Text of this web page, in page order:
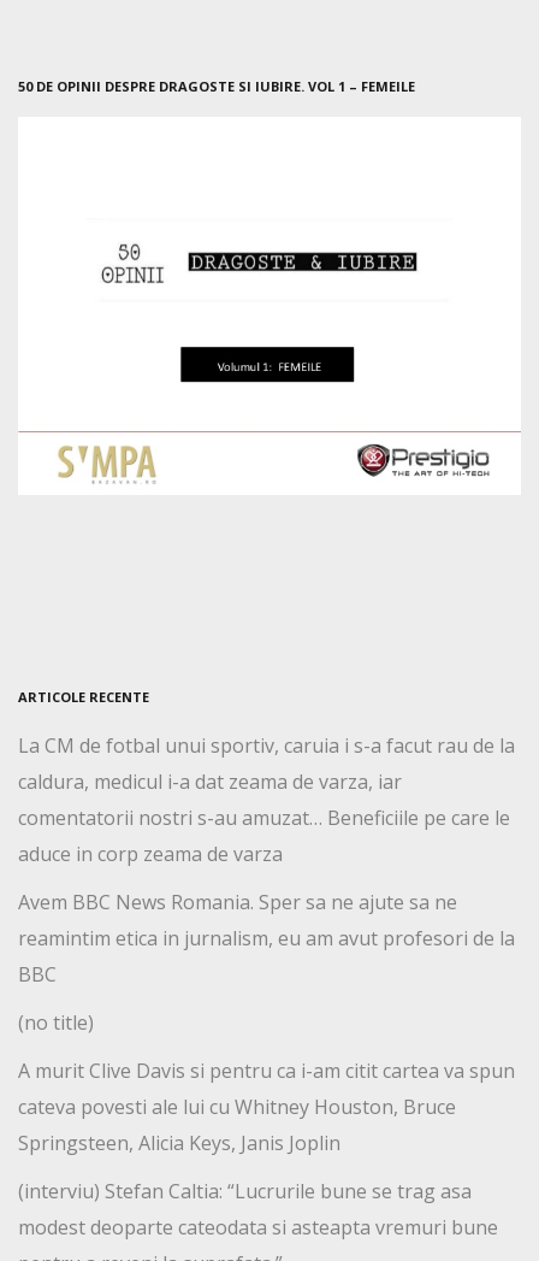
50 DE OPINII DESPRE DRAGOSTE SI IUBIRE. VOL 1 – FEMEILE
ARTICOLE RECENTE
La CM de fotbal unui sportiv, caruia i s-a facut rau de la
caldura, medicul i-a dat zeama de varza, iar
comentatorii nostri s-au amuzat… Beneficiile pe care le
aduce in corp zeama de varza
Avem BBC News Romania. Sper sa ne ajute sa ne
reamintim etica in jurnalism, eu am avut profesori de la
BBC
(no title)
A murit Clive Davis si pentru ca i-am citit cartea va spun
cateva povesti ale lui cu Whitney Houston, Bruce
Springsteen, Alicia Keys, Janis Joplin
(interviu) Stefan Caltia: “Lucrurile bune se trag asa
modest deoparte cateodata si asteapta vremuri bune